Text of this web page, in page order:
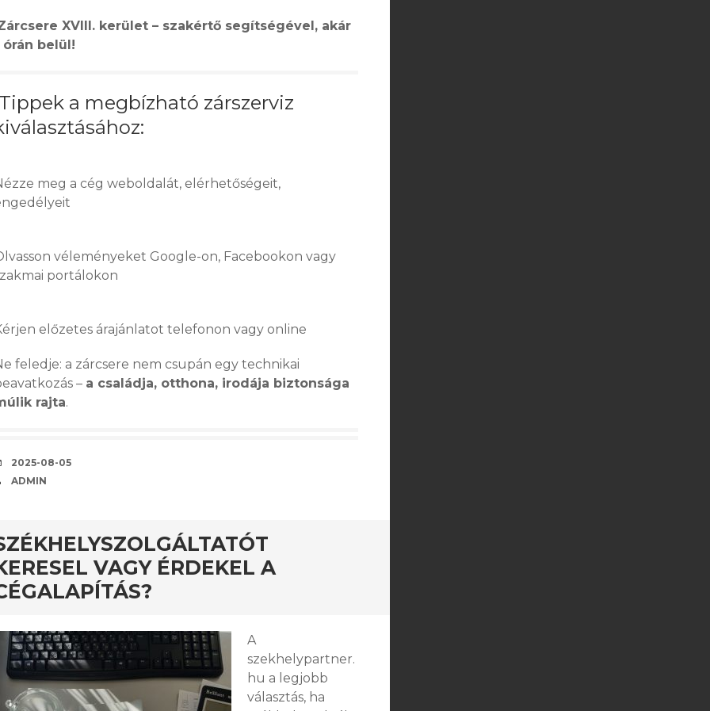
XVIII. kerület – szakértő segítségével, akár
órán belül!
a megbízható zárszerviz
meg a cég weboldalát, elérhetőségeit,
véleményeket Google-on, Facebookon vagy
portálokon
előzetes árajánlatot telefonon vagy online
feledje: a zárcsere nem csupán egy technikai
– a családja, otthona, irodája biztonsága
rajta.
KÖZZÉTÉVE
2025-08-05
SZERZŐ
ADMIN
VAGY ÉRDEKEL A
A
szekhelypartner.
hu a legjobb
választás, ha